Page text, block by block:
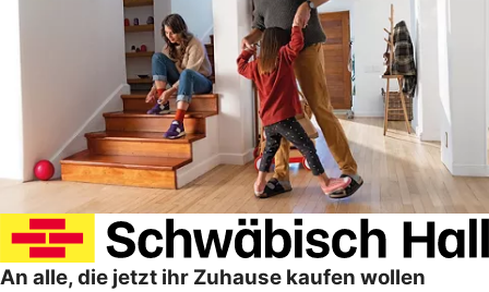
An alle, die jetzt ihr Zuhause kaufen wollen